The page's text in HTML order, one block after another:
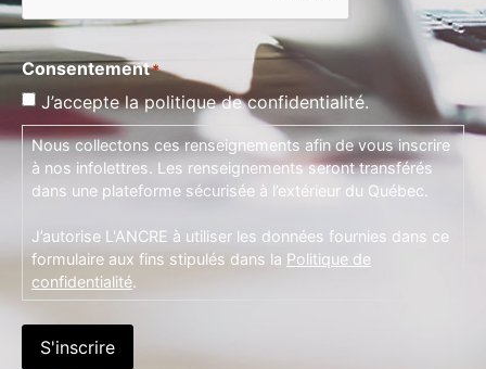
Consentement*
J’accepte la politique de confidentialité.
Nous collectons ces renseignements afin de vous inscrire
à nos infolettres. Les renseignements seront transférés
dans une plateforme sécurisée à l’extérieur du Québec.
J’autorise L'ANCRE à utiliser les données fournies dans ce
formulaire aux fins stipulés dans la Politique de
confidentialité.
S'inscrire